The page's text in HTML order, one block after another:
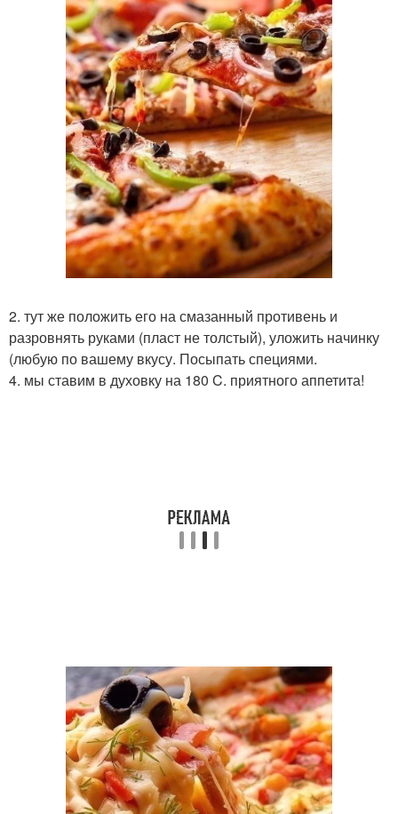
2. тут же положить его на смазанный противень и
разровнять руками (пласт не толстый), уложить начинку
(любую по вашему вкусу. Посыпать специями.
4. мы ставим в духовку на 180 C. приятного аппетита!